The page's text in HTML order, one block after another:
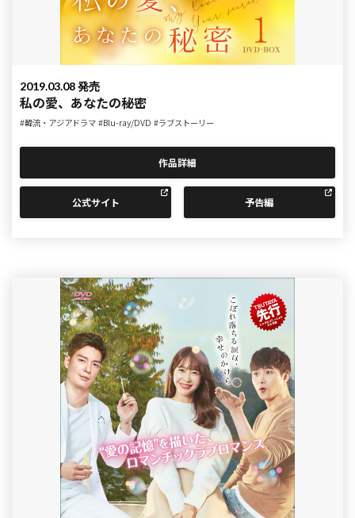
2019.03.08 発売
私の愛、あなたの秘密
#韓流・アジアドラマ #Blu-ray/DVD #ラブストーリー
作品詳細
公式サイト 予告編